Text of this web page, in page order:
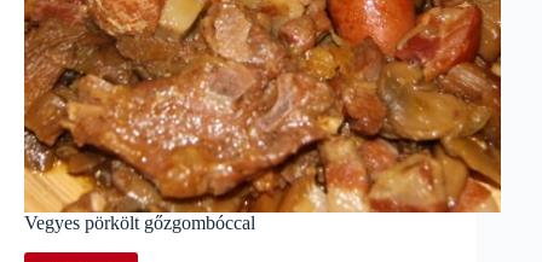
Vegyes pörkölt gőzgombóccal